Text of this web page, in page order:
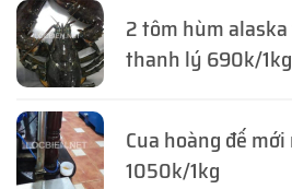
2 tôm hùm
thanh lý 690k/1kg
Cua hoàng đế
1050k/1kg